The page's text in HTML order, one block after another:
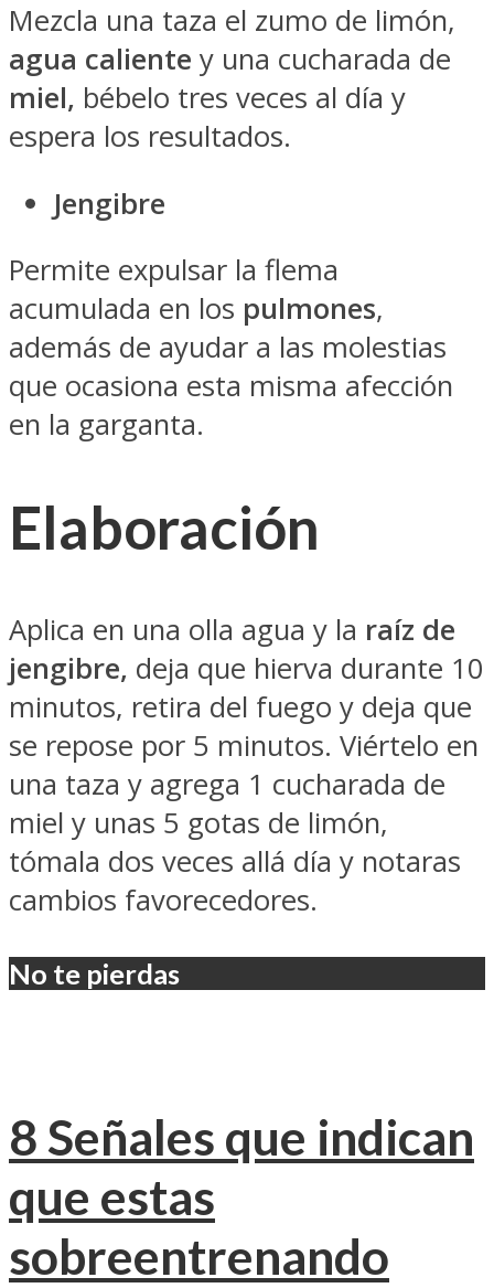
Mezcla una taza el zumo de limón,
agua caliente y una cucharada de
miel, bébelo tres veces al día y
espera los resultados.
Jengibre
Permite expulsar la flema
acumulada en los pulmones,
además de ayudar a las molestias
que ocasiona esta misma afección
en la garganta.
Elaboración
Aplica en una olla agua y la raíz de
jengibre, deja que hierva durante 10
minutos, retira del fuego y deja que
se repose por 5 minutos. Viértelo en
una taza y agrega 1 cucharada de
miel y unas 5 gotas de limón,
tómala dos veces allá día y notaras
cambios favorecedores.
No te pierdas
8 Señales que indican
que estas
sobreentrenando